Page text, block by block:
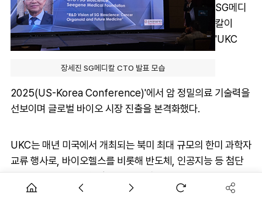
장세진 SG메디칼 CTO 발표 모습
SG메디
칼이
'UKC
2025(US-Korea Conference)'에서 암 정밀의료 기술력을
선보이며 글로벌 바이오 시장 진출을 본격화했다.
UKC는 매년 미국에서 개최되는 북미 최대 규모의 한미 과학자
교류 행사로, 바이오헬스를 비롯해 반도체, 인공지능 등 첨단
산업 분야에서 한미 협력을 이끄는 장이다.